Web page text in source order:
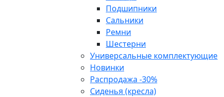
Подшипники
Сальники
Ремни
Шестерни
Универсальные комплектующие
Новинки
Распродажа -30%
Сиденья (кресла)